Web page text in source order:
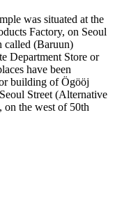
was situated at the
Factory, on Seoul
called (Baruun)
Department Store or
have been
building of Ögööj
Street (Alternative
on the west of 50th